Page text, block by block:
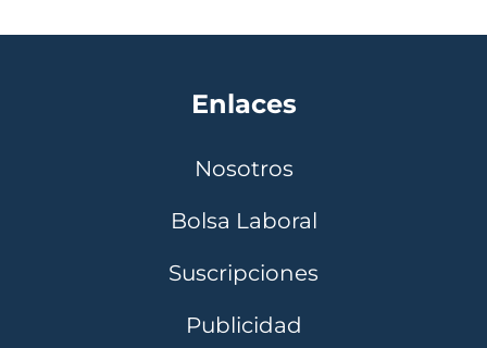
Enlaces
Nosotros
Bolsa Laboral
Suscripciones
Publicidad